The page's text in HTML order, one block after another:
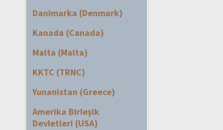
Danimarka (Denmark)
Kanada (Canada)
Malta (Malta)
KKTC (TRNC)
Yunanistan (Greece)
Amerika Birleşik
Devletleri (USA)